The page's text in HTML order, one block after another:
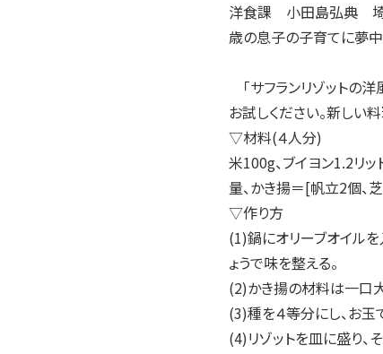
洋食課 小田島弘典 埼玉
歳の息子の子育てに夢中
「サフランリゾットの
お試しください。新しい
▽材料(４人分)
米100g、ブイヨン1.2リ
量、かき揚＝[帆立2個、
▽作り方
(1)鍋にオリーブオイルを
ょうで味を整える。
(2)かき揚の材料は一口
(3)種を４等分にし、お
(4)リゾットを皿に盛り、